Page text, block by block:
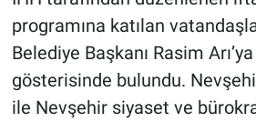
programına katılan
Belediye Başkanı Rasim
gösterisinde bulundu.
ile Nevşehir siyaset ve